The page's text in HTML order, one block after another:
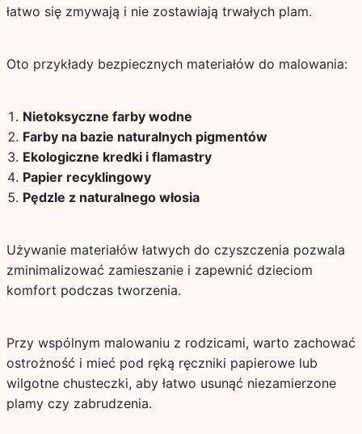
łatwo się zmywają i nie zostawiają trwałych plam.
Oto przykłady bezpiecznych materiałów do malowania:
Nietoksyczne farby wodne
Farby na bazie naturalnych pigmentów
Ekologiczne kredki i flamastry
Papier recyklingowy
Pędzle z naturalnego włosia
Używanie materiałów łatwych do czyszczenia pozwala
zminimalizować zamieszanie i zapewnić dzieciom
komfort podczas tworzenia.
Przy wspólnym malowaniu z rodzicami, warto zachować
ostrożność i mieć pod ręką ręczniki papierowe lub
wilgotne chusteczki, aby łatwo usunąć niezamierzone
plamy czy zabrudzenia.